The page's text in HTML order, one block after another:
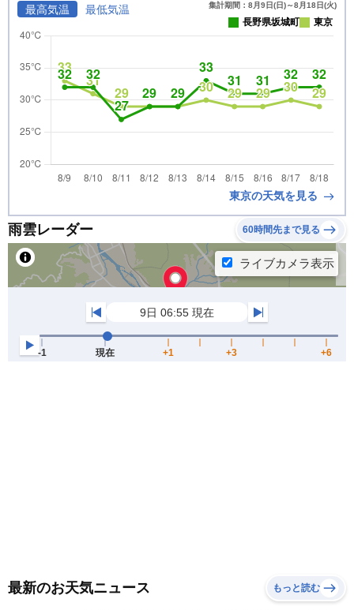
最高気温 最低気温 集計期間：8月9日(日)～8月18日(火)
長野県坂城町 東京
東京の天気を見る
雨雲レーダー 60時間先まで見る
最新のお天気ニュース もっと読む